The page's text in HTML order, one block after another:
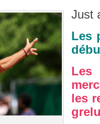
Just
Les
les